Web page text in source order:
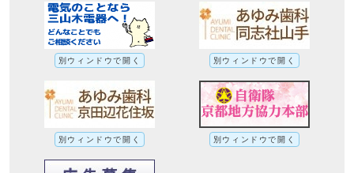
別ウィンドウで開く 別ウィンドウで開く
別ウィンドウで開く 別ウィンドウで開く